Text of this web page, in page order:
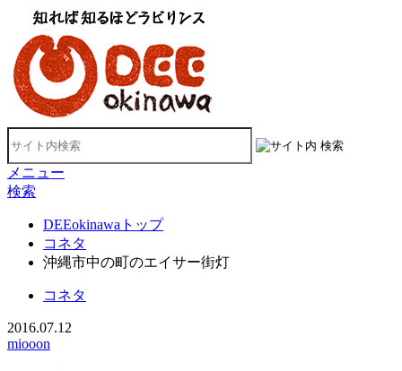
メニュー
検索
DEEokinawaトップ
コネタ
沖縄市中の町のエイサー街灯
コネタ
2016.07.12
miooon